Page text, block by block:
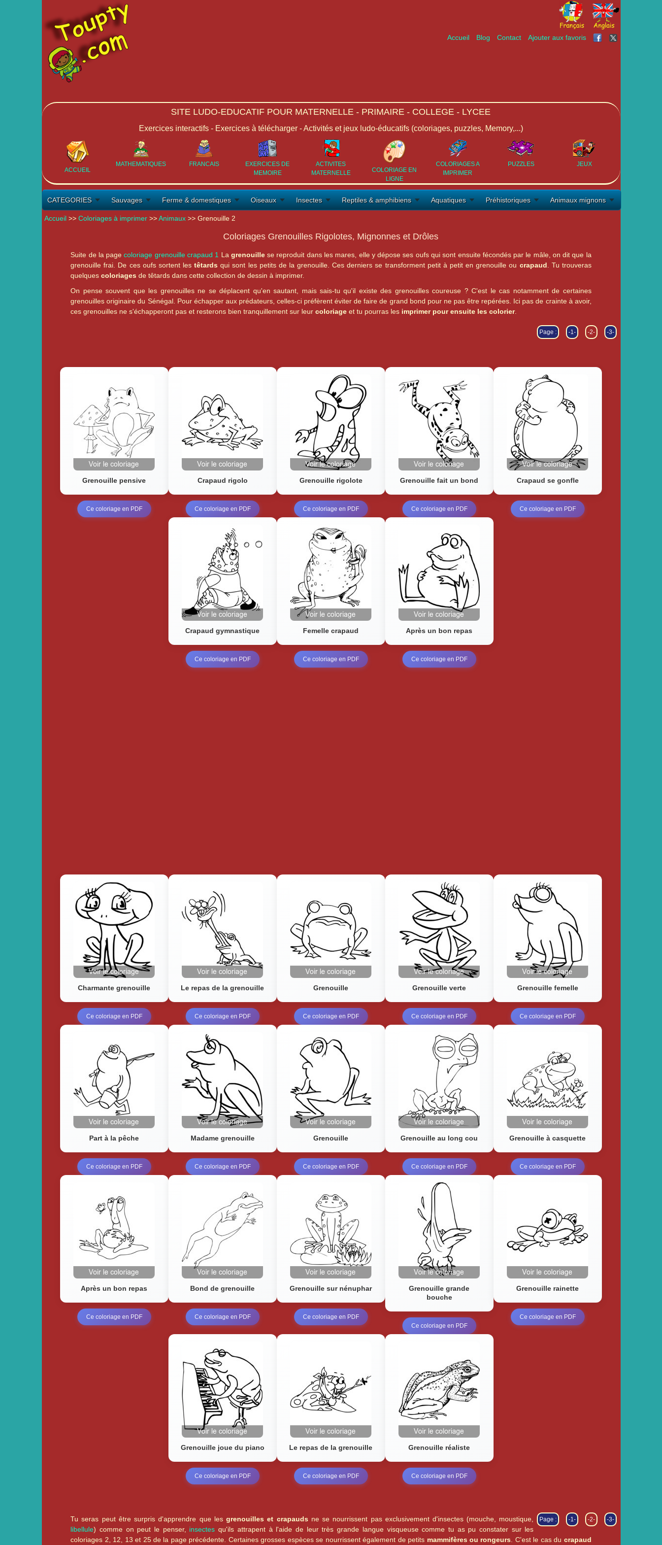
Accueil Blog Contact Ajouter aux favoris
SITE LUDO-EDUCATIF POUR MATERNELLE - PRIMAIRE - COLLEGE - LYCEE
Exercices interactifs - Exercices à télécharger - Activités et jeux ludo-éducatifs (coloriages, puzzles, Memory,...)
ACCUEIL
MATHEMATIQUES FRANCAIS
EXERCICES DE
MEMOIRE
ACTIVITES
MATERNELLE
COLORIAGE EN
LIGNE
COLORIAGES A
IMPRIMER
PUZZLES JEUX
CATEGORIES Sauvages Ferme & domestiques Oiseaux Insectes Reptiles & amphibiens Aquatiques Préhistoriques Animaux mignons
Accueil>> Coloriages à imprimer>>Animaux>> Grenouille 2
Coloriages Grenouilles Rigolotes, Mignonnes et Drôles
Suite de la pagecoloriage grenouille crapaud 1 La grenouillese reproduit dans les mares, elle y dépose ses oufs qui sont ensuite fécondés par le mâle, on dit que la
grenouille frai. De ces oufs sortent lestêtards qui sont les petits de la grenouille. Ces derniers se transforment petit à petit en grenouille ou crapaud . Tu trouveras
quelquescoloriages de têtards dans cette collection de dessin à imprimer.
On pense souvent que les grenouilles ne se déplacent qu'en sautant, mais sais-tu qu'il existe des grenouilles coureuse ? C'est le cas notamment de certaines
grenouilles originaire du Sénégal. Pour échapper aux prédateurs, celles-ci préfèrent éviter de faire de grand bond pour ne pas être repérées. Ici pas de crainte à avoir,
ces grenouilles ne s'échapperont pas et resterons bien tranquillement sur leurcoloriage et tu pourras les imprimer pour ensuite les colorier.
-3-
-2-
-1-
Page :
Grenouille pensive
Ce coloriage en PDF
Crapaud rigolo
Ce coloriage en PDF
Grenouille rigolote
Ce coloriage en PDF
Grenouille fait un bond
Ce coloriage en PDF
Crapaud se gonfle
Ce coloriage en PDF
Crapaud gymnastique
Ce coloriage en PDF
Femelle crapaud
Ce coloriage en PDF
Après un bon repas
Ce coloriage en PDF
Charmante grenouille
Ce coloriage en PDF
Le repas de la grenouille
Ce coloriage en PDF
Grenouille
Ce coloriage en PDF
Grenouille verte
Ce coloriage en PDF
Grenouille femelle
Ce coloriage en PDF
Part à la pêche
Ce coloriage en PDF
Madame grenouille
Ce coloriage en PDF
Grenouille
Ce coloriage en PDF
Grenouille au long cou
Ce coloriage en PDF
Grenouille à casquette
Ce coloriage en PDF
Après un bon repas
Ce coloriage en PDF
Bond de grenouille
Ce coloriage en PDF
Grenouille sur nénuphar
Ce coloriage en PDF
Grenouille grande
bouche
Ce coloriage en PDF
Grenouille rainette
Ce coloriage en PDF
Grenouille joue du piano
Ce coloriage en PDF
Le repas de la grenouille
Ce coloriage en PDF
Grenouille réaliste
Ce coloriage en PDF
-3-
-2-
-1-
Page :
Tu seras peut être surpris d'apprendre que lesgrenouilles et crapauds ne se nourrissent pas exclusivement d'insectes (mouche, moustique,
libellule) comme on peut le penser, insectes qu'ils attrapent à l'aide de leur très grande langue visqueuse comme tu as pu constater sur les
coloriages 2, 12, 13 et 25 de la page précédente. Certaines grosses espèces se nourrissent également de petits mammifères ou rongeurs . C'est le cas du crapaud